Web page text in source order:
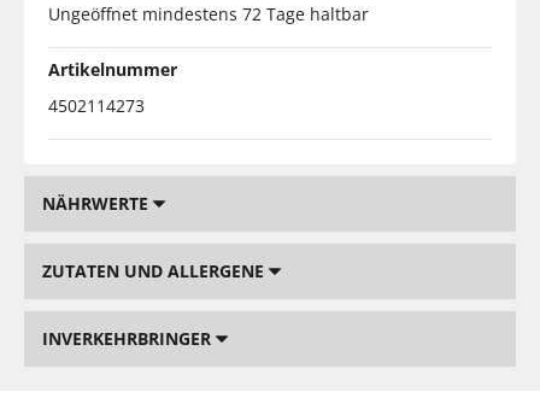
Ungeöffnet mindestens 72 Tage haltbar
Artikelnummer
4502114273
NÄHRWERTE
ZUTATEN UND ALLERGENE
INVERKEHRBRINGER